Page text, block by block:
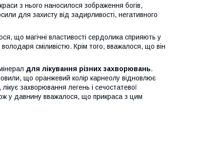
з нього наносилося зображення богів,
для захисту від задирливості, негативного
що магічні властивості сердолика сприяють у
сміливістю. Крім того, вважалося, що він
для лікування різних захворювань.
що оранжевий колір карнеолу відновлює
захворювання легень і сечостатевої
у давнину вважалося, що прикраса з цим